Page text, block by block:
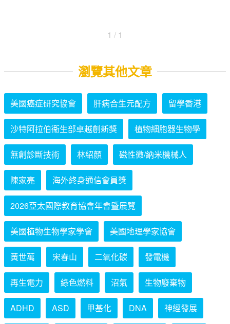
1 / 1
瀏覽其他文章
美國癌症研究協會 肝病合生元配方 留學香港
沙特阿拉伯衞生部卓越創新獎 植物細胞器生物學
無創診斷技術 林紹顏 磁性微/納米機械人
陳家亮 海外終身通信會員獎
2026亞太國際教育協會年會暨展覽
美國植物生物學家學會 美國地理學家協會
黃世萬 宋春山 二氧化碳 發電機
再生電力 綠色燃料 沼氣 生物廢棄物
ADHD ASD 甲基化 DNA 神經發展